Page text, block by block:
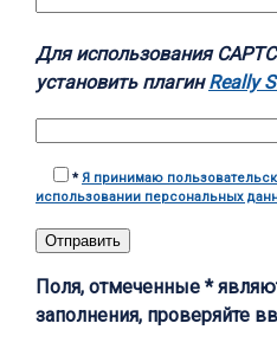
Для использования
установить плагинReally
*Я принимаю
использовании персональных
Поля, отмеченные *
заполнения, проверяйте